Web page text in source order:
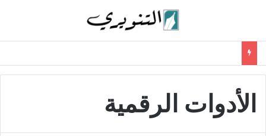
الأدوات الرقمية